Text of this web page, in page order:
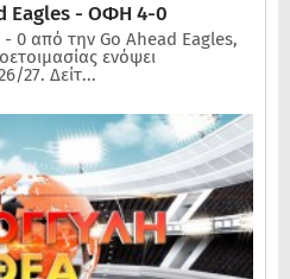
Eagles - ΟΦΗ 4-0
0 από την Go Ahead Eagles,
ενόψει
27. Δείτ...